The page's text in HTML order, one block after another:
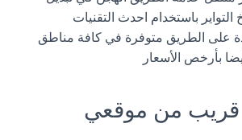
التواير باستخدام احدث التقنيات
على الطريق متوفرة في كافة مناطق
بأرخص الأسعار
قريب من موقعي